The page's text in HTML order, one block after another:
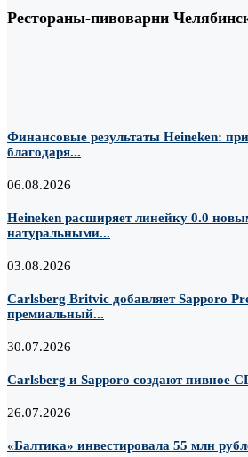
Рестораны-пивоварни
Финансовые результаты Heineken:
благодаря...
06.08.2026
Heineken расширяет линейку 0.0
натуральными...
03.08.2026
Carlsberg Britvic добавляет Sapporo
премиальный...
30.07.2026
Carlsberg и Sapporo создают пивное
26.07.2026
«Балтика» инвестировала 55 млн